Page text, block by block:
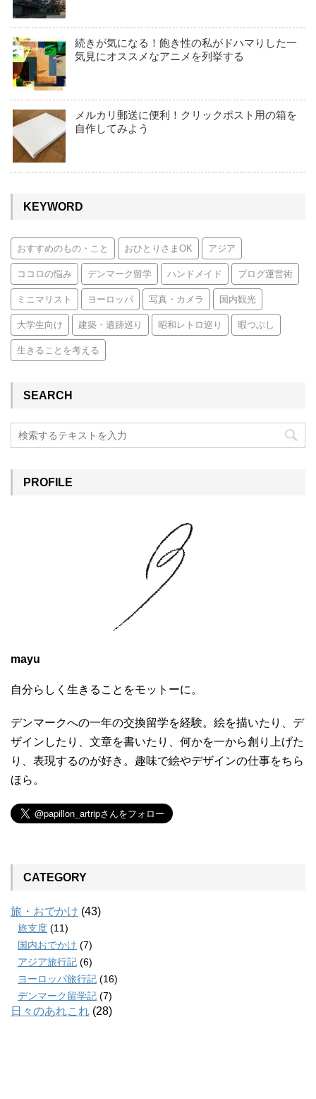
続きが気になる！飽き性の私がドハマりした一
気見にオススメなアニメを列挙する
メルカリ郵送に便利！クリックポスト用の箱を
自作してみよう
KEYWORD
おすすめのもの・こと おひとりさまOK アジア
ココロの悩み デンマーク留学 ハンドメイド ブログ運営術
ミニマリスト ヨーロッパ 写真・カメラ 国内観光
大学生向け 建築・遺跡巡り 昭和レトロ巡り 暇つぶし
生きることを考える
SEARCH
PROFILE
mayu
自分らしく生きることをモットーに。
デンマークへの一年の交換留学を経験。絵を描いたり、デ
ザインしたり、文章を書いたり、何かを一から創り上げた
り、表現するのが好き。趣味で絵やデザインの仕事をちら
ほら。
CATEGORY
旅・おでかけ (43)
旅支度 (11)
国内おでかけ (7)
アジア旅行記 (6)
ヨーロッパ旅行記 (16)
デンマーク留学記 (7)
日々のあれこれ (28)